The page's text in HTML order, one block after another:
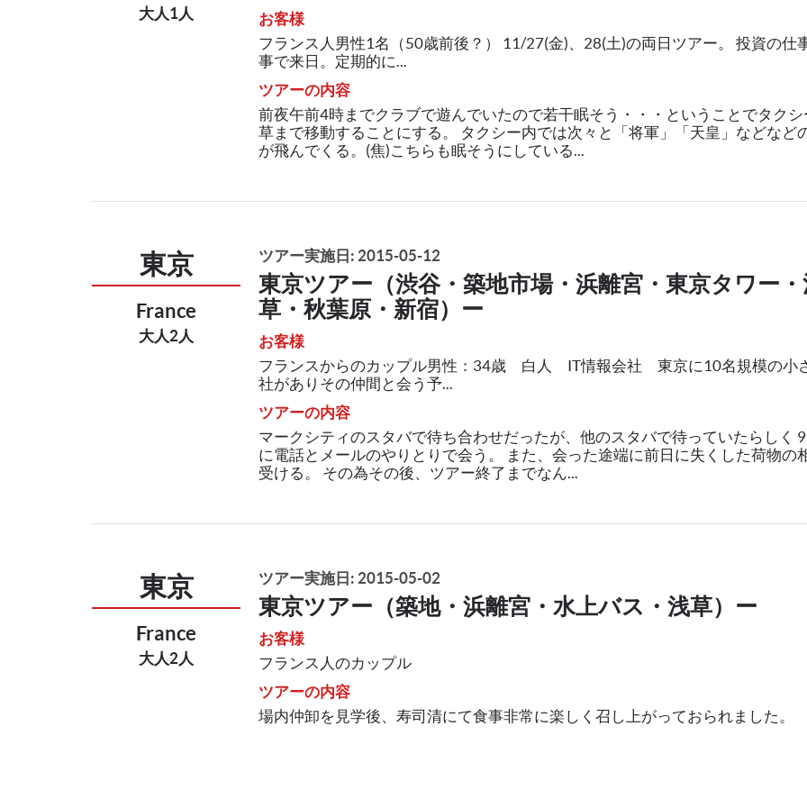
大人1人
お客様
フランス人男性1名（50歳前後？） 11/27(金)、28(土)の両日ツアー。 投資の仕
事で来日。定期的に...
ツアーの内容
前夜午前4時までクラブで遊んでいたので若干眠そう・・・ということでタク
草まで移動することにする。 タクシー内では次々と「将軍」「天皇」などなど
が飛んでくる。(焦)こちらも眠そうにしている...
東京
France
大人2人
ツアー実施日: 2015-05-12
東京ツアー（渋谷・築地市場・浜離宮・東京タワー
草・秋葉原・新宿）ー
お客様
フランスからのカップル男性：34歳 白人 IT情報会社 東京に10名規模の小
社がありその仲間と会う予...
ツアーの内容
マークシティのスタバで待ち合わせだったが、他のスタバで待っていたらしく
に電話とメールのやりとりで会う。 また、会った途端に前日に失くした荷物の
受ける。 その為その後、ツアー終了までなん...
東京
France
大人2人
ツアー実施日: 2015-05-02
東京ツアー（築地・浜離宮・水上バス・浅草）ー
お客様
フランス人のカップル
ツアーの内容
場内仲卸を見学後、寿司清にて食事非常に楽しく召し上がっておられました。